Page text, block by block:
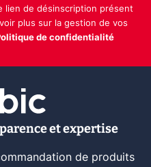
lien de désinscription présent
plus sur la gestion de vos
de confidentialité
et expertise
de produits